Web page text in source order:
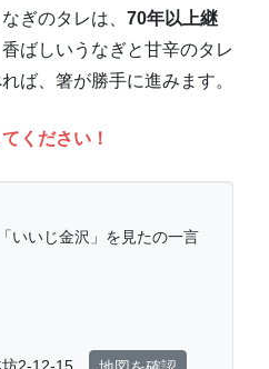
ぎのタレは、 70年以上継
ばしいうなぎと甘辛のタレ
ば、箸が勝手に進みます。
ください！
いいじ金沢」を見たの一言